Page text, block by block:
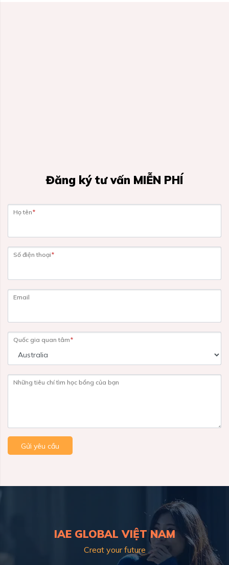
Đăng ký tư vấn MIỄN PHÍ
Họ tên*
Số điện thoại*
Email
Quốc gia quan tâm*
Những tiêu chí tìm học bổng của bạn
Gửi yêu cầu
IAE GLOBAL VIỆT NAM
Creat your future